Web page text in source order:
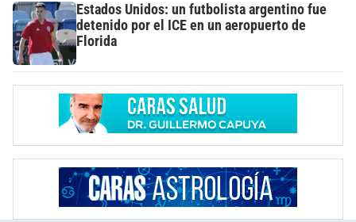
Estados Unidos: un futbolista argentino fue
detenido por el ICE en un aeropuerto de
Florida